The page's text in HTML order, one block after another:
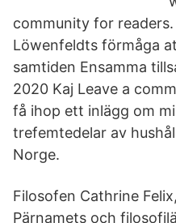
community for
Löwenfeldts förmåga
samtiden Ensamma
2020 Kaj Leave a
få ihop ett inlägg om
trefemtedelar av
Norge.
Filosofen Cathrine
Pärnamets och